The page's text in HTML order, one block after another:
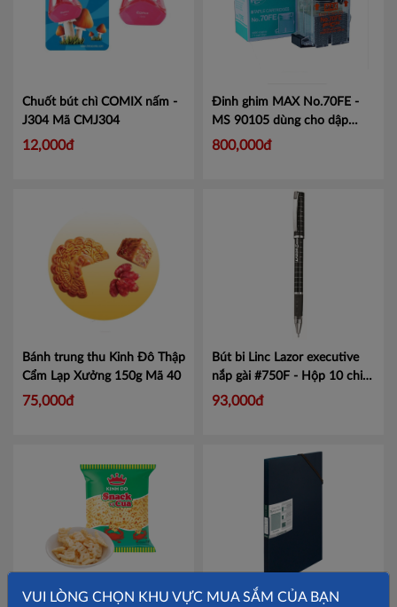
Chuốt bút chì COMIX nấm -
J304 Mã CMJ304
12,000đ
Đinh ghim MAX No.70FE -
MS 90105 dùng cho dập
ghim EH70
800,000đ
Bánh trung thu Kinh Đô Thập
Cẩm Lạp Xưởng 150g Mã 40
75,000đ
Bút bi Linc Lazor executive
nắp gài #750F - Hộp 10 chiếc
Mã LINE750
93,000đ
VUI LÒNG CHỌN KHU VỰC MUA SẮM CỦA BẠN